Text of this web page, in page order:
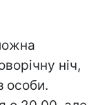
ніч,
особи.